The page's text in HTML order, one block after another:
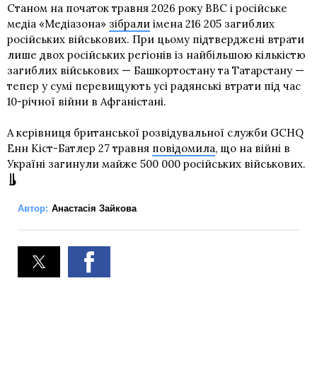
Станом на початок травня 2026 року BBC і російське
медіа «Медіазона» зібрали імена 216 205 загиблих
російських військових. При цьому підтверджені втрати
лише двох російських регіонів із найбільшою кількістю
загиблих військових — Башкортостану та Татарстану —
тепер у сумі перевищують усі радянські втрати під час
10-річної війни в Афганістані.
А керівниця британської розвідувальної служби GCHQ
Енн Кіст-Батлер 27 травня повідомила, що на війні в
Україні загинули майже 500 000 російських військових.
Автор: Анастасія Зайкова